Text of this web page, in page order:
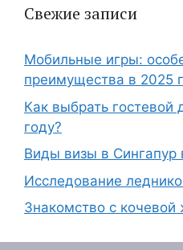
Свежие записи
Мобильные игры:
преимущества в 2025
Как выбрать
году?
Виды визы в Сингапур
Исследование
Знакомство с